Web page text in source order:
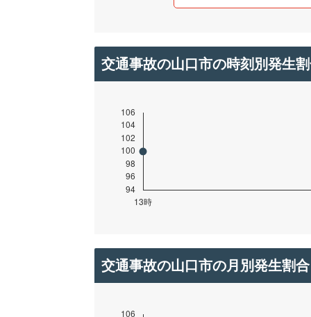
交通事故の山口市の時刻別発生
交通事故の山口市の月別発生割合